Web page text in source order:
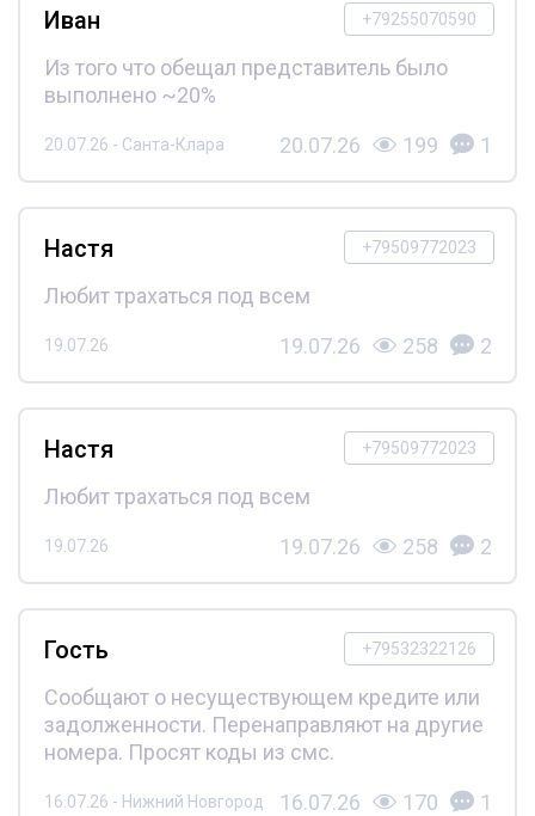
+79255070590
Иван
Из того что обещал представитель было
выполнено ~20%
20.07.26 - Санта-Клара 20.07.26 199 1
+79509772023
Настя
Любит трахаться под всем
19.07.26 19.07.26 258 2
+79509772023
Настя
Любит трахаться под всем
19.07.26 19.07.26 258 2
+79532322126
Гость
Сообщают о несуществующем кредите или
задолженности. Перенаправляют на другие
номера. Просят коды из смс.
16.07.26 - Нижний Новгород 16.07.26 170 1